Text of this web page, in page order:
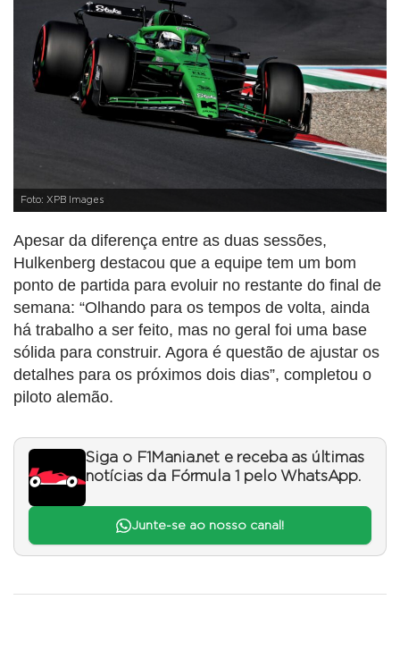
Foto: XPB Images
Apesar da diferença entre as duas sessões,
Hulkenberg destacou que a equipe tem um bom
ponto de partida para evoluir no restante do final de
semana: “Olhando para os tempos de volta, ainda
há trabalho a ser feito, mas no geral foi uma base
sólida para construir. Agora é questão de ajustar os
detalhes para os próximos dois dias”, completou o
piloto alemão.
Siga o F1Mania.net e receba as últimas
notícias da Fórmula 1 pelo WhatsApp.
Junte-se ao nosso canal!